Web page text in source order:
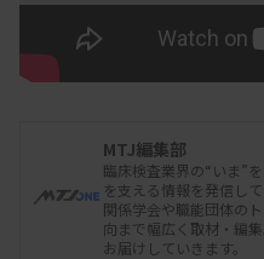
MTJ編集部
臨床検査業界の“いま”
を支える情報を発信し
関係学会や職能団体の
向まで幅広く取材・編
お届けしていきます。